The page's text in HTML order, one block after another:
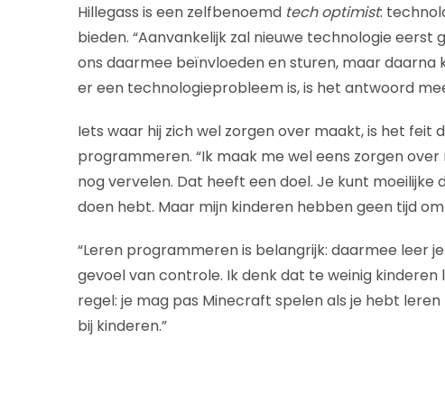
Hillegass is een zelfbenoemd tech optimist:
bieden. “Aanvankelijk zal nieuwe technologie
ons daarmee beïnvloeden en sturen, maar daarna
er een technologieprobleem is, is het antwoord
Iets waar hij zich wel zorgen over maakt, is het feit
programmeren. “Ik maak me wel eens zorgen over
nog vervelen. Dat heeft een doel. Je kunt moeilijke
doen hebt. Maar mijn kinderen hebben geen tijd
“Leren programmeren is belangrijk: daarmee leer
gevoel van controle. Ik denk dat te weinig kinderen
regel: je mag pas Minecraft spelen als je hebt
bij kinderen.”